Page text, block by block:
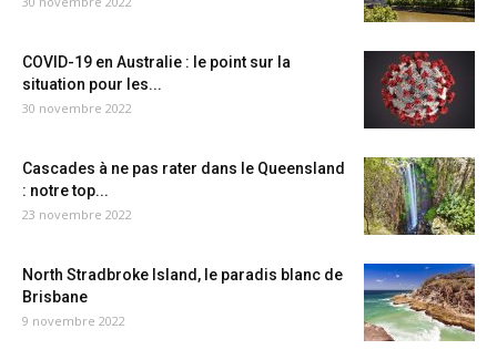
COVID-19 en Australie : le point sur la
situation pour les...
30 novembre 2022
Cascades à ne pas rater dans le Queensland
: notre top...
23 novembre 2022
North Stradbroke Island, le paradis blanc de
Brisbane
9 novembre 2022